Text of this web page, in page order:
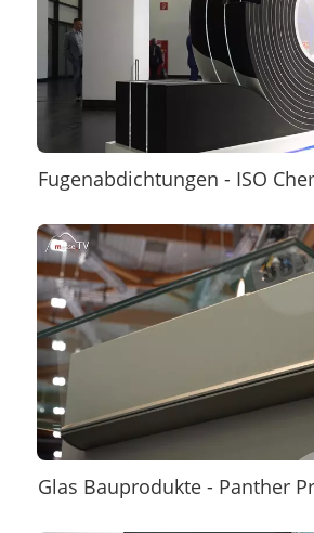
Fugenabdichtungen - ISO
Glas Bauprodukte - Panther